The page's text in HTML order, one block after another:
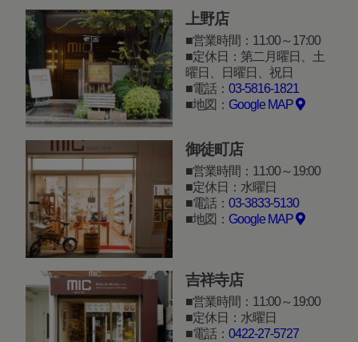
上野店
営業時間：11:00～17:00
定休日：第二月曜日、土
曜日、日曜日、祝日
電話： 03-5816-1821
地図： Google MAP
御徒町店
営業時間：11:00～19:00
定休日：水曜日
電話： 03-3833-5130
地図： Google MAP
吉祥寺店
営業時間：11:00～19:00
定休日：水曜日
電話： 0422-27-5727